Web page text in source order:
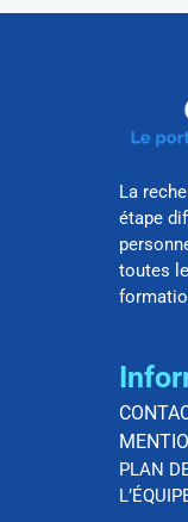
La
étape
toutes
PLAN